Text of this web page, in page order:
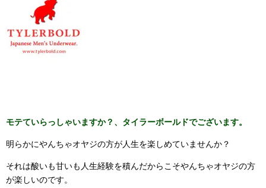
モテていらっしゃいますか？、タイラーボールドでございます。
明らかにやんちゃオヤジの方が人生を楽しめていませんか？
それは酸いも甘いも人生経験を積んだからこそやんちゃオヤジの方
が楽しいのです。